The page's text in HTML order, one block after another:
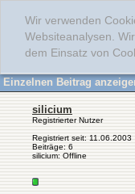
Wir verwenden
Websiteanalysen.
dem Einsatz von
Einzelnen Beitrag
silicium
Registrierter Nutzer
Registriert seit: 11.06.2003
Beiträge: 6
silicium: Offline